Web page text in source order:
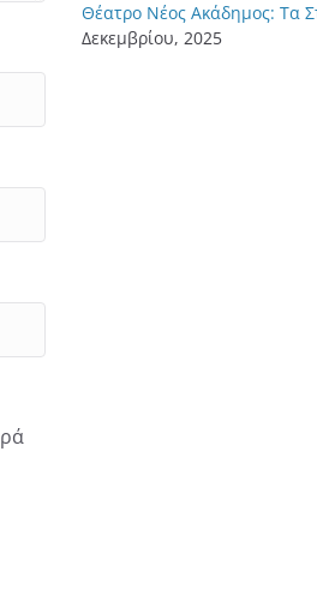
Θέατρο Νέος Ακάδημος: Τα
Δεκεμβρίου, 2025